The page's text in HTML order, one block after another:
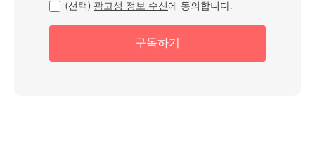
(선택) 광고성 정보 수신 에 동의합니다.
구독하기